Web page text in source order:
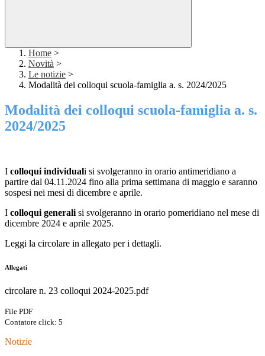
Home >
Novità >
Le notizie >
Modalità dei colloqui scuola-famiglia a. s. 2024/2025
Modalità dei colloqui scuola-famiglia a. s.
2024/2025
I colloqui individuali si svolgeranno in orario antimeridiano a
partire dal 04.11.2024 fino alla prima settimana di maggio e saranno
sospesi nei mesi di dicembre e aprile.
I colloqui generali si svolgeranno in orario pomeridiano nel mese di
dicembre 2024 e aprile 2025.
Leggi la circolare in allegato per i dettagli.
Allegati
circolare n. 23 colloqui 2024-2025.pdf
File PDF
Contatore click: 5
Notizie